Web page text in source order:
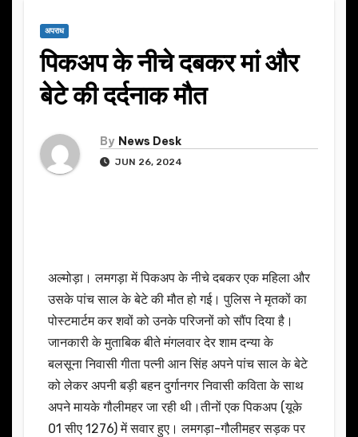
अपराध
पिकअप के नीचे दबकर मां और
बेटे की दर्दनाक मौत
By News Desk
JUN 26, 2024
अल्मोड़ा। लमगड़ा में पिकअप के नीचे दबकर एक महिला और
उसके पांच साल के बेटे की मौत हो गई। पुलिस ने मृतकों का
पोस्टमार्टम कर शवों को उनके परिजनों को सौंप दिया है।
जानकारी के मुताबिक बीते मंगलवार देर शाम दन्या के
बलसूना निवासी गीता पत्नी आन सिंह अपने पांच साल के बेटे
को लेकर अपनी बड़ी बहन दुर्गानगर निवासी कविता के साथ
अपने मायके गौलीमहर जा रही थी।तीनों एक पिकअप (यूके
01 सीए 1276) में सवार हुए। लमगड़ा-गौलीमहर सड़क पर